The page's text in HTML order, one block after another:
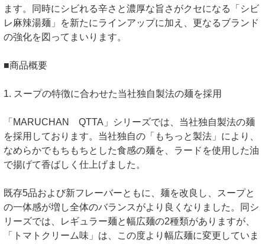
ます。同時にシビれる辛さと濃厚な旨さがクセになる「シビ
レ麻辣湯麺」を新たにラインアップに加え、更なるブランド
の強化を図ってまいります。
■商品概要
1. スープの特徴に合わせた当社独自製法の麺を採用
「MARUCHAN QTTA」シリーズでは、当社独自製法の麺
を採用しております。当社独自の「もちっと製法」により、
なめらかでもちもちとした食感の麺を、ラードを使用した油
で揚げて香ばしく仕上げました。
既存5品および新フレーバーともに、麺を改良し、スープと
の一体感が増し全体のバランスがより良くなりました。同シ
リーズでは、レギュラー麺と幅広麺の2種類がありますが、
「トマトクリーム味」は、この度より幅広麺に変更していま